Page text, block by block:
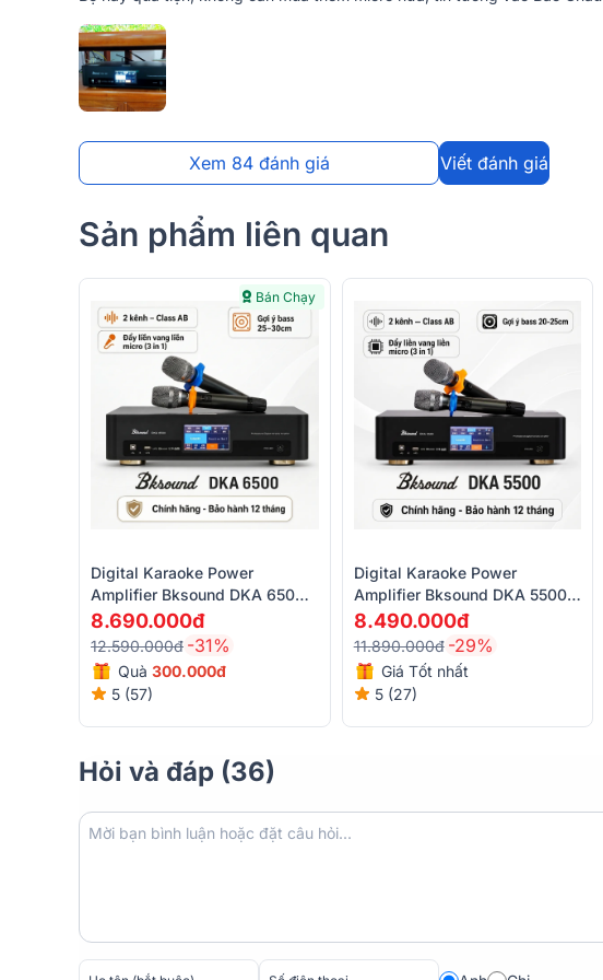
Xem 84 đánh giá Viết đánh giá
Sản phẩm liên quan
Bán Chạy
Digital Karaoke Power
Amplifier Bksound DKA 6500 (
2 Kênh, 450W, Kèm Micro
Không Dây)
8.690.000đ
12.590.000đ -31%
Quà 300.000đ
5 (57)
Digital Karaoke Power
Amplifier Bksound DKA 5500
(2 Kênh, 250W, Kèm Micro
Không Dây)
8.490.000đ
11.890.000đ -29%
Giá Tốt nhất
5 (27)
Hỏi và đáp (36)